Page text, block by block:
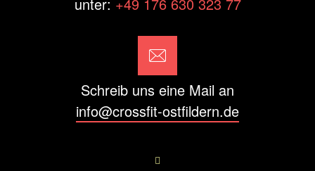
Schreib uns eine Mail an
info@crossfit-ostfildern.de